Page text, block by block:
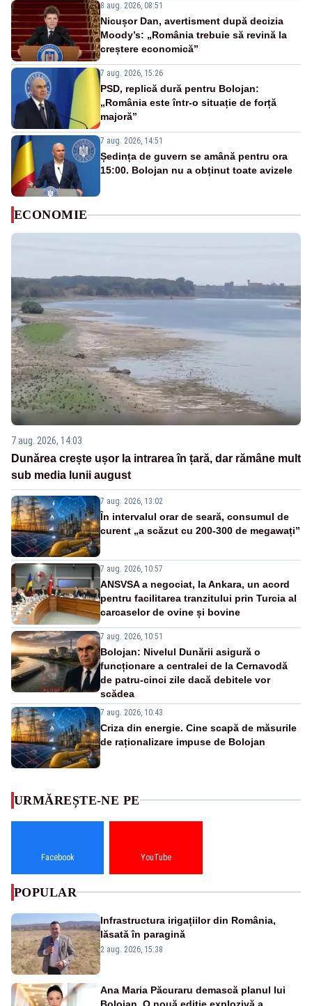
8 aug. 2026, 08:51
Nicușor Dan, avertisment după decizia
Moody’s: „România trebuie să revină la
creștere economică”
7 aug. 2026, 15:26
PSD, replică dură pentru Bolojan:
„România este într-o situație de forță
majoră”
7 aug. 2026, 14:51
Ședința de guvern se amână pentru ora
15:00. Bolojan nu a obținut toate avizele
ECONOMIE
7 aug. 2026, 14:03
Dunărea crește ușor la intrarea în țară, dar rămâne mult
sub media lunii august
7 aug. 2026, 13:02
În intervalul orar de seară, consumul de
curent „a scăzut cu 200-300 de megawați”
7 aug. 2026, 10:57
ANSVSA a negociat, la Ankara, un acord
pentru facilitarea tranzitului prin Turcia al
carcaselor de ovine și bovine
7 aug. 2026, 10:51
Bolojan: Nivelul Dunării asigură o
funcționare a centralei de la Cernavodă
de patru-cinci zile dacă debitele vor
scădea
7 aug. 2026, 10:43
Criza din energie. Cine scapă de măsurile
de raționalizare impuse de Bolojan
URMĂREȘTE-NE PE
Facebook YouTube
POPULAR
Infrastructura irigațiilor din România,
lăsată în paragină
2 aug. 2026, 15:38
Ana Maria Păcuraru demască planul lui
Bolojan. O nouă ediție explozivă a